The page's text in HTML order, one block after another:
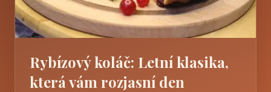
Rybízový koláč: Letní klasika,
která vám rozjasní den